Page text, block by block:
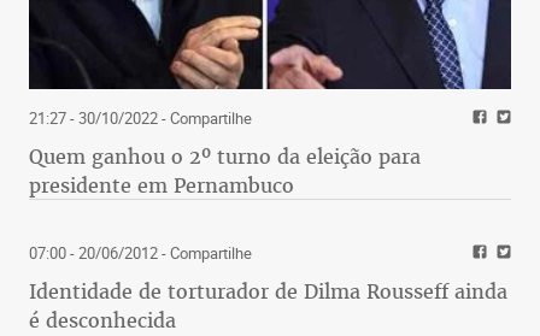
21:27 - 30/10/2022- Compartilhe
Quem ganhou o 2º turno da eleição para
presidente em Pernambuco
07:00 - 20/06/2012- Compartilhe
Identidade de torturador de Dilma Rousseff ainda
é desconhecida